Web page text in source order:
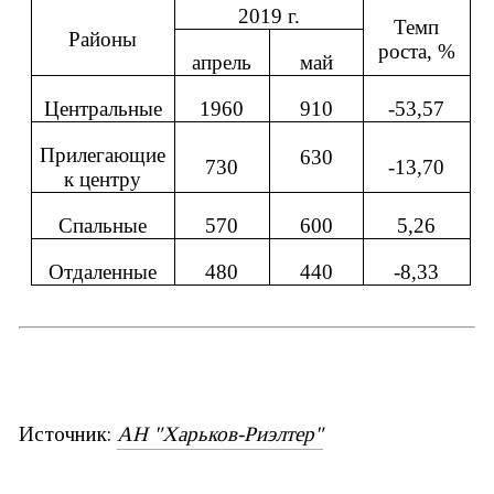
Районы
2019 г.
Темп
роста, %
апрель
май
Центральные
1960 910
-53,57
Прилегающие
к центру
730 630 -13,70
Спальные 570 600
5,26
Отдаленные
480 440 -8,33
Источник: АН "Харьков-Риэлтер"